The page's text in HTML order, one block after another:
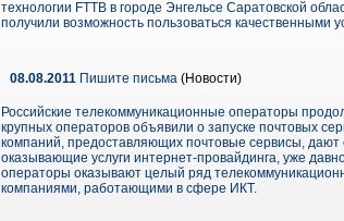
технологии FTTB в городе Энгельсе Саратовской
получили возможность пользоваться качественными
08.08.2011 Пишите письма (Новости)
Российские телекоммуникационные операторы
крупных операторов объявили о запуске почтовых
компаний, предоставляющих почтовые сервисы,
оказывающие услуги интернет-провайдинга, уже
операторы оказывают целый ряд
компаниями, работающими в сфере ИКТ.